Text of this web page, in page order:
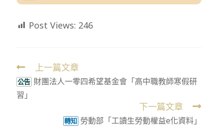
Post Views: 246
Read
more
articles
上一篇文章
公告 財團法人一零四希望基金會「高中職教師寒假研
習」
下一篇文章
轉知 勞動部「工讀生勞動權益e化資料」